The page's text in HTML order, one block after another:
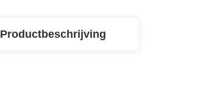
Productbeschrijving